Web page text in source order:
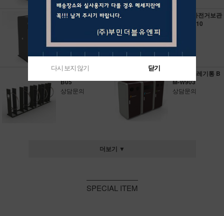
가로변쓰레기통 B
케비넷 자전거보관
대 BM-B10
자전거거치대 BM-
B05
상담문의
가로변쓰레기통 B
M-W903
상담문의
더보기 ▼
SPECIAL ITEM
다시 보지 않기 닫기
다시 보지 않기 닫기